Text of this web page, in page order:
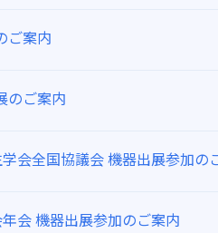
ご案内
のご案内
会全国協議会 機器出展参加の
会 機器出展参加のご案内